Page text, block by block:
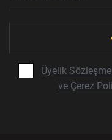
Üyelik
ve Çerez